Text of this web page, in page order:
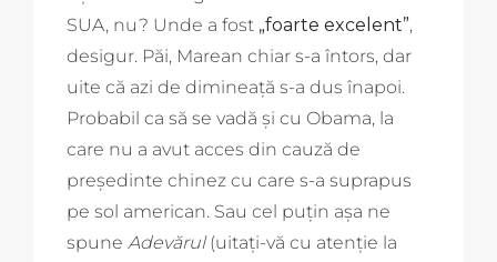
SUA, nu? Unde a fost „foarte excelent”,
desigur. Păi, Marean chiar s-a întors, dar
uite că azi de dimineață s-a dus înapoi.
Probabil ca să se vadă și cu Obama, la
care nu a avut acces din cauză de
președinte chinez cu care s-a suprapus
pe sol american. Sau cel puțin așa ne
spune Adevărul(uitați-vă cu atenție la